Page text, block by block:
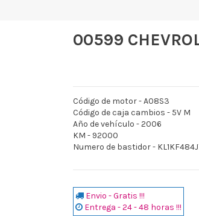
00599
Código de motor - A08S3
Código de caja cambios - 5V M
Año de vehículo - 2006
KM - 92000
Numero de bastidor -
Envio - Gratis !!!
Entrega - 24 - 48 horas !!!